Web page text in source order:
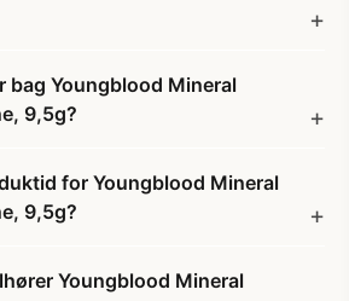
bag Youngblood Mineral
9,5g?
for Youngblood Mineral
9,5g?
Youngblood Mineral